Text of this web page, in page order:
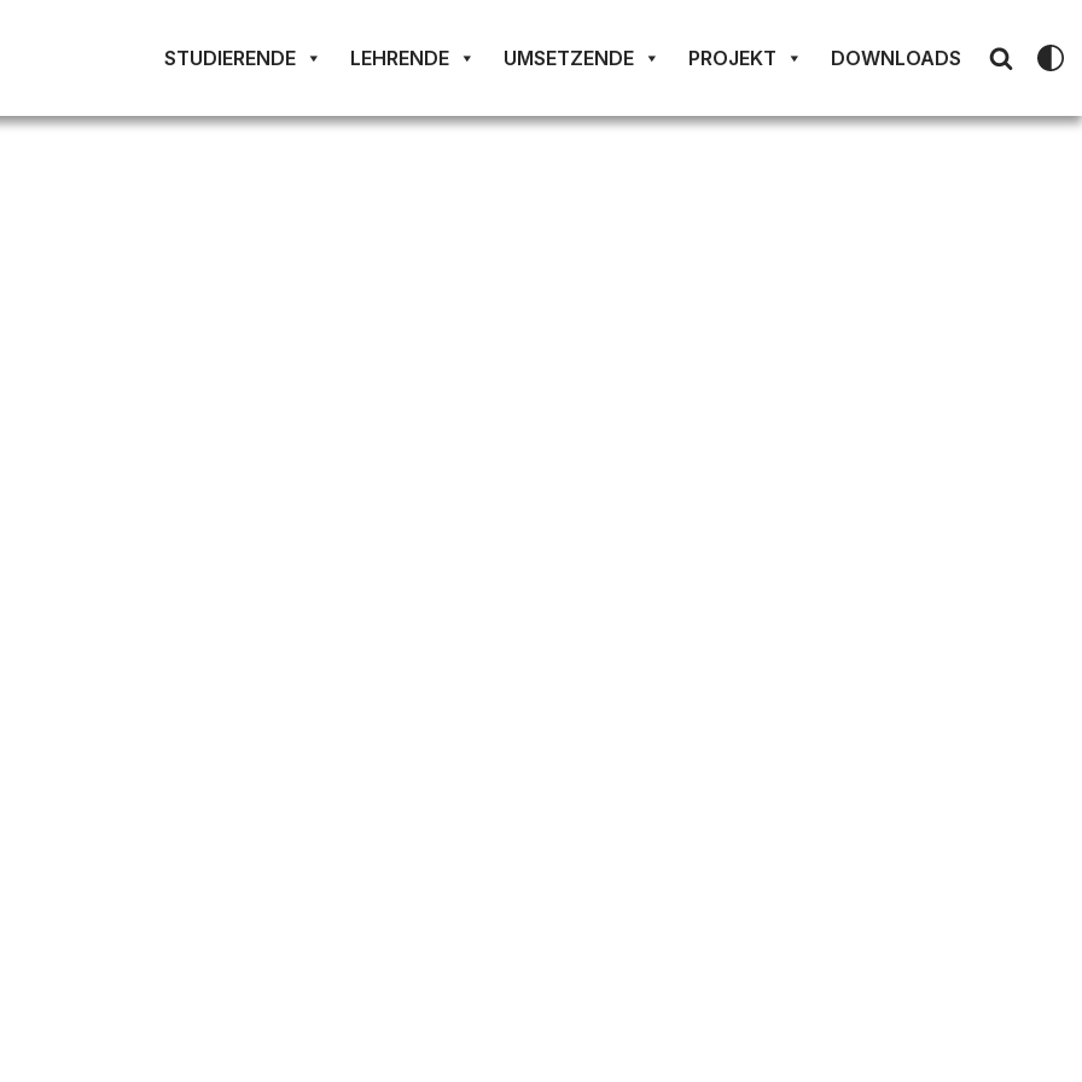
STUDIERENDE LEHRENDE UMSETZENDE PROJEKT DOWNLOADS